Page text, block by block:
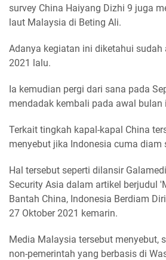
survey China Haiyang Dizhi 9 juga
laut Malaysia di Beting Ali.
Adanya kegiatan ini diketahui sudah
2021 lalu.
Ia kemudian pergi dari sana pada
mendadak kembali pada awal bulan
Terkait tingkah kapal-kapal China
menyebut jika Indonesia cuma diam
Hal tersebut seperti dilansir
Security Asia dalam artikel berjudul
Bantah China, Indonesia Berdiam
27 Oktober 2021 kemarin.
Media Malaysia tersebut menyebut,
non-pemerintah yang berbasis di